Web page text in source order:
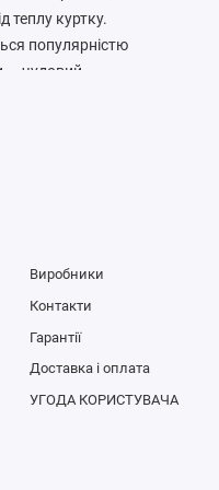
теплу куртку.
популярністю
— чудовий
а для більш
в теплу погоду, і як
Виробники
Контакти
Гарантії
Доставка і оплата
УГОДА КОРИСТУВАЧА